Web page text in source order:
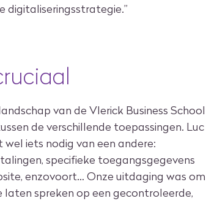
van de Vlerick Business School
de verschillende toepassingen. Luc
iets nodig van een andere:
specifieke toegangsgegevens
enzovoort… Onze uitdaging was om
spreken op een gecontroleerde,